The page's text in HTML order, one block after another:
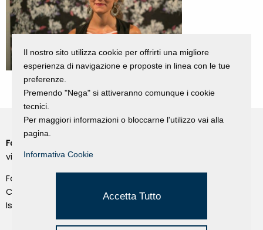
Fondazione Dino Zoli
viale Bologna 288, Forlì
Fondo dot. euro 285.000 i.v.
CF e P.IVA 03692820404
Isc.Reg Per.Giu. n. 10404
Il nostro sito utilizza cookie per offrirti una migliore
esperienza di navigazione e proposte in linea con le tue
preferenze.
Premendo "Nega" si attiveranno comunque i cookie
tecnici.
Per maggiori informazioni o bloccarne l'utilizzo vai alla
pagina.
Informativa Cookie
Accetta Tutto